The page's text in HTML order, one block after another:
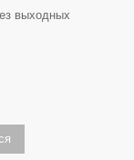
выходных